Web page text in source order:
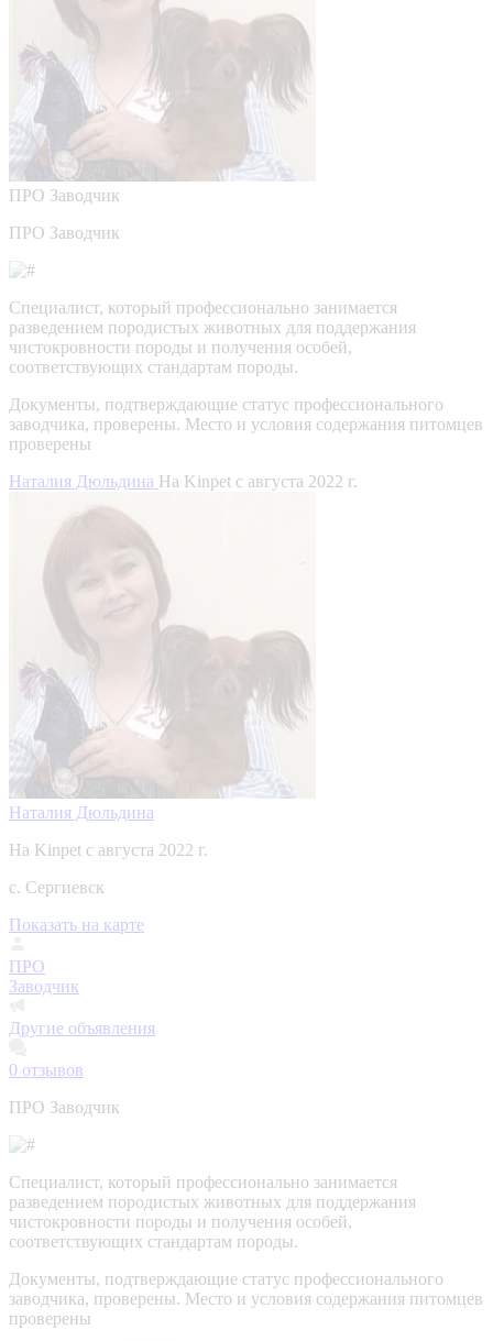
ПРО Заводчик
ПРО Заводчик
Специалист, который профессионально занимается
разведением породистых животных для поддержания
чистокровности породы и получения особей,
соответствующих стандартам породы.
Документы, подтверждающие статус профессионального
заводчика, проверены. Место и условия содержания питомцев
проверены
Наталия Дюльдина На Kinpet c августа 2022 г.
Наталия Дюльдина
На Kinpet c августа 2022 г.
с. Сергиевск
Показать на карте
ПРО
Заводчик
Другие объявления
0 отзывов
ПРО Заводчик
Специалист, который профессионально занимается
разведением породистых животных для поддержания
чистокровности породы и получения особей,
соответствующих стандартам породы.
Документы, подтверждающие статус профессионального
заводчика, проверены. Место и условия содержания питомцев
проверены